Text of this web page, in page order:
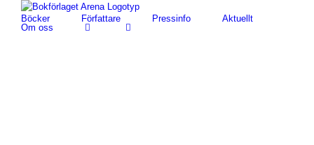
Fortsätt
innehållet
Böcker Författare Pressinfo
Aktuellt
Om oss